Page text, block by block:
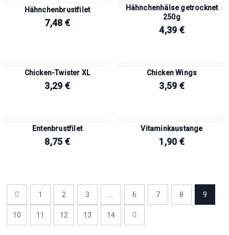
Hähnchenbrustfilet
7,48 €
Hähnchenhälse getrocknet
250g
4,39 €
Chicken-Twister XL
3,29 €
Chicken Wings
3,59 €
Entenbrustfilet
8,75 €
Vitaminkaustange
1,90 €
1 2 3 6 7 8 9
10 11 12 13 14